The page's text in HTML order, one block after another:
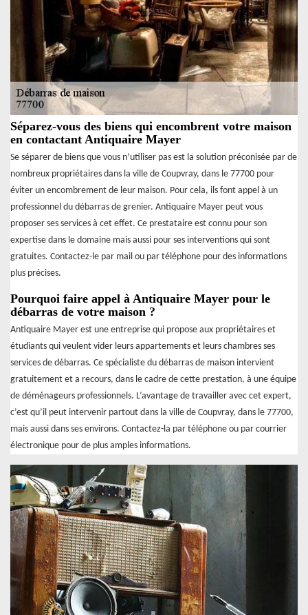
Séparez-vous des biens qui encombrent votre maison
en contactant Antiquaire Mayer
Se séparer de biens que vous n’utiliser pas est la solution préconisée par de
nombreux propriétaires dans la ville de Coupvray, dans le 77700 pour
éviter un encombrement de leur maison. Pour cela, ils font appel à un
professionnel du débarras de grenier. Antiquaire Mayer peut vous
proposer ses services à cet effet. Ce prestataire est connu pour son
expertise dans le domaine mais aussi pour ses interventions qui sont
gratuites. Contactez-le par mail ou par téléphone pour des informations
plus précises.
Pourquoi faire appel à Antiquaire Mayer pour le
débarras de votre maison ?
Antiquaire Mayer est une entreprise qui propose aux propriétaires et
étudiants qui veulent vider leurs appartements et leurs chambres ses
services de débarras. Ce spécialiste du débarras de maison intervient
gratuitement et a recours, dans le cadre de cette prestation, à une équipe
de déménageurs professionnels. L’avantage de travailler avec cet expert,
c’est qu’il peut intervenir partout dans la ville de Coupvray, dans le 77700,
mais aussi dans ses environs. Contactez-la par téléphone ou par courrier
électronique pour de plus amples informations.